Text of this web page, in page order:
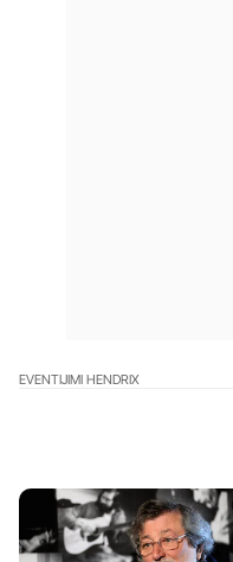
EVENTIJIMI HENDRIX